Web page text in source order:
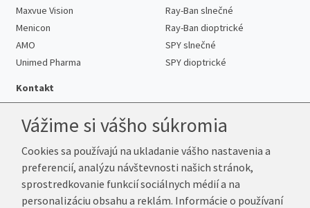
Maxvue Vision
Menicon
AMO
Unimed Pharma
Ray-Ban slnečné
Ray-Ban dioptrické
SPY slnečné
SPY dioptrické
Kontakt
Telefón:+421 222 205 863
E-mail:info@k-sosovky.sk
Reklamačná adresa
Vážime si vášho súkromia
Cookies sa používajú na ukladanie vášho nastavenia a
preferencií, analýzu návštevnosti našich stránok,
sprostredkovanie funkcií sociálnych médií a na
personalizáciu obsahu a reklám. Informácie o používaní